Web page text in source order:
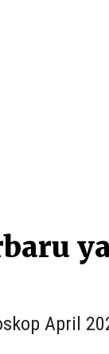
April